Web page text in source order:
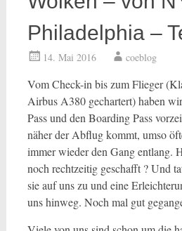
Philadelphia –
14. Mai 2016 coeblog
Vom Check-in bis zum Flieger
Airbus A380 gechartert) haben
Pass und den Boarding Pass
näher der Abflug kommt, umso
immer wieder den Gang entlang.
noch rechtzeitig geschafft ? Und
sie auf uns zu und eine
uns hinweg. Noch mal gut